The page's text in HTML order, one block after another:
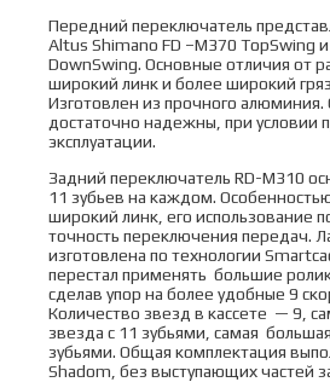
Передний переключатель
Altus Shimano FD –M370 TopSwing и
DownSwing. Основные отличия от
широкий линк и более широкий
Изготовлен из прочного
достаточно надежны, при условии
эксплуатации.
Задний переключатель RD-M310
11 зубьев на каждом.
широкий линк, его использование
точность переключения передач.
изготовлена по технологии
перестал применять большие
сделав упор на более удобные 9
Количество звезд в кассете — 9,
звезда с 11 зубьями, самая
зубьями. Общая комплектация
Shadom, без выступающих частей